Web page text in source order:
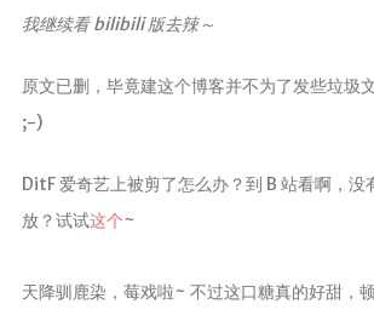
我继续看 bilibili 版去辣～
原文已删，毕竟建这个博客并不为了发些垃圾
;-)
DitF 爱奇艺上被剪了怎么办？到 B 站看啊，没
放？试试这个~
天降驯鹿染，莓戏啦~ 不过这口糖真的好甜，
留言板
友人帐
监控